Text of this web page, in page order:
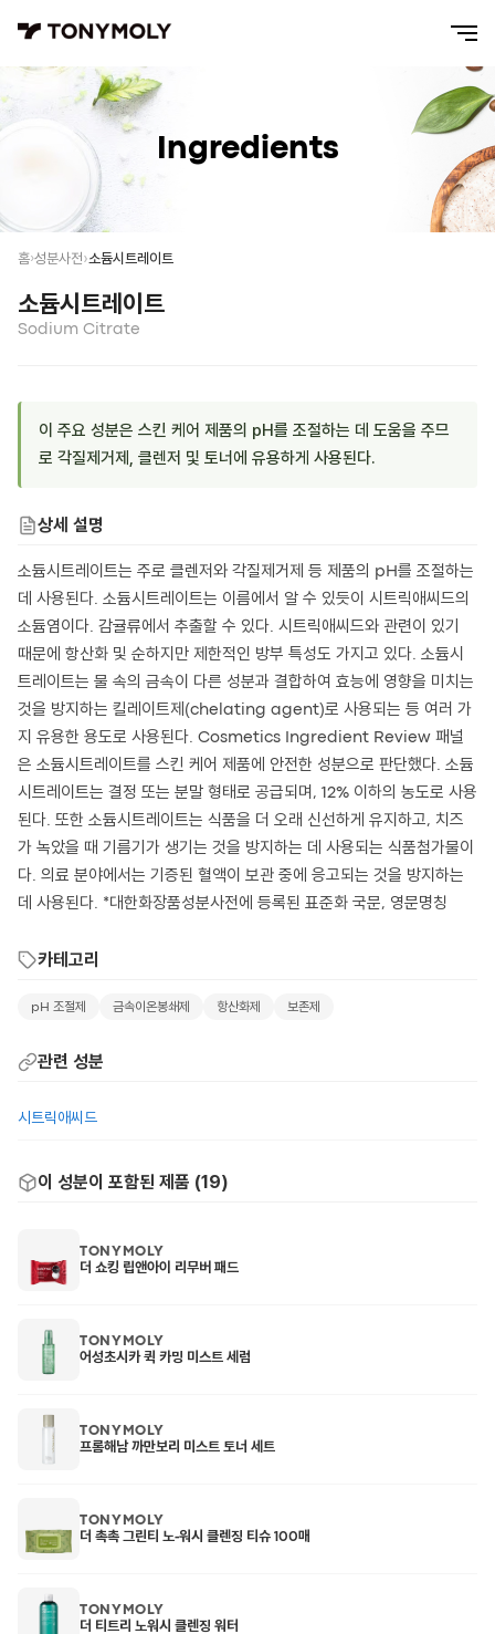
Ingredients
홈 성분사전 소듐시트레이트
소듐시트레이트
Sodium Citrate
이 주요 성분은 스킨 케어 제품의 pH를 조절하는 데 도움을 주므
로 각질제거제, 클렌저 및 토너에 유용하게 사용된다.
상세 설명
소듐시트레이트는 주로 클렌저와 각질제거제 등 제품의 pH를 조절하는
데 사용된다. 소듐시트레이트는 이름에서 알 수 있듯이 시트릭애씨드의
소듐염이다. 감귤류에서 추출할 수 있다. 시트릭애씨드와 관련이 있기
때문에 항산화 및 순하지만 제한적인 방부 특성도 가지고 있다. 소듐시
트레이트는 물 속의 금속이 다른 성분과 결합하여 효능에 영향을 미치는
것을 방지하는 킬레이트제(chelating agent)로 사용되는 등 여러 가
지 유용한 용도로 사용된다. Cosmetics Ingredient Review 패널
은 소듐시트레이트를 스킨 케어 제품에 안전한 성분으로 판단했다. 소듐
시트레이트는 결정 또는 분말 형태로 공급되며, 12% 이하의 농도로 사용
된다. 또한 소듐시트레이트는 식품을 더 오래 신선하게 유지하고, 치즈
가 녹았을 때 기름기가 생기는 것을 방지하는 데 사용되는 식품첨가물이
다. 의료 분야에서는 기증된 혈액이 보관 중에 응고되는 것을 방지하는
데 사용된다. *대한화장품성분사전에 등록된 표준화 국문, 영문명칭
카테고리
pH 조절제 금속이온봉쇄제 항산화제 보존제
관련 성분
시트릭애씨드
이 성분이 포함된 제품 (19)
TONYMOLY
더 쇼킹 립앤아이 리무버 패드
TONYMOLY
어성초시카 퀵 카밍 미스트 세럼
TONYMOLY
프롬해남 까만보리 미스트 토너 세트
TONYMOLY
더 촉촉 그린티 노-워시 클렌징 티슈 100매
TONYMOLY
더 티트리 노워시 클렌징 워터